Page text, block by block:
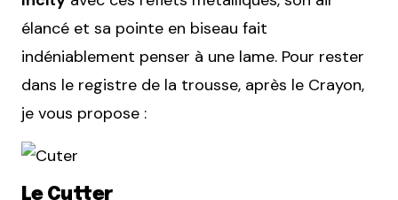
élancé et sa pointe en biseau fait
indéniablement penser à une lame. Pour rester
dans le registre de la trousse, après le Crayon,
je vous propose :
Le Cutter